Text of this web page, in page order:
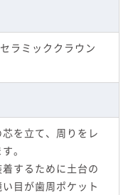
ラミッククラウン
を立て、周りをレ
。
するために土台の
目が歯周ポケット